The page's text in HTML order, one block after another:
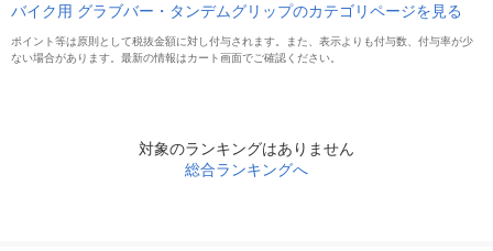
バイク用 グラブバー・タンデムグリップのカテゴリページを見る
ポイント等は原則として税抜金額に対し付与されます。また、表示よりも付与数、付与率が少
ない場合があります。最新の情報はカート画面でご確認ください。
対象のランキングはありません
総合ランキングへ